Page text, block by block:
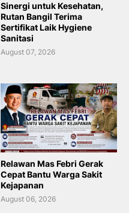
Sinergi untuk Kesehatan,
Rutan Bangil Terima
Sertifikat Laik Hygiene
Sanitasi
August 07, 2026
Relawan Mas Febri Gerak
Cepat Bantu Warga Sakit
Kejapanan
August 06, 2026